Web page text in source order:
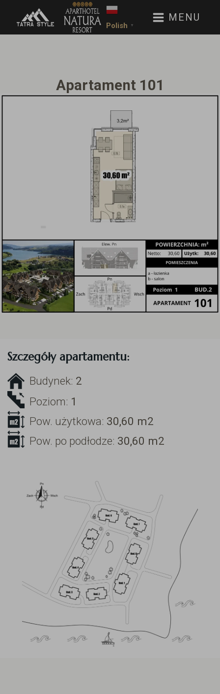
Polish ▼
MENU
Apartament 101
Szczegóły apartamentu:
Budynek: 2
Poziom: 1
Pow. użytkowa: 30,60 m2
Pow. po podłodze: 30,60 m2